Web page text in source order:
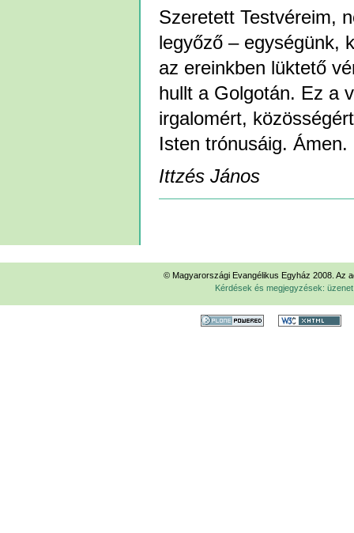
Szeretett Testvéreim,
legyőző – egységünk,
az ereinkben lüktető
hullt a Golgotán. Ez a
irgalomért,
Isten trónusáig. Ámen.
Ittzés János
© Magyarországi Evangélikus Egyház 2008. Az
Kérdések és megjegyzések: